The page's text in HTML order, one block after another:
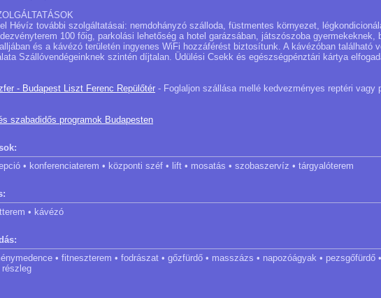
Hévíz további szolgáltatásai: nemdohányzó szálloda, füstmentes környezet,
100 főig, parkolási lehetőség a hotel garázsában, játszószoba gyermekeknek,
és a kávézó területén ingyenes WiFi hozzáférést biztosítunk. A kávézóban található
Szállóvendégeinknek szintén díjtalan. Üdülési Csekk és egészségpénztári kártya
- Budapest Liszt Ferenc Repülőtér - Foglaljon szállása mellé kedvezményes reptéri vagy
szabadidős programok Budapesten
• konferenciaterem • központi széf • lift • mosatás • szobaszervíz • tárgyalóterem
• kávézó
• fitneszterem • fodrászat • gőzfürdő • masszázs • napozóágyak • pezsgőfürdő